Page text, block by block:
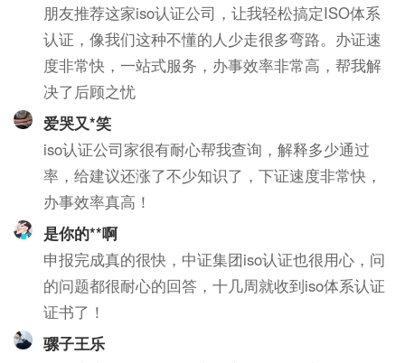
朋友推荐这家iso认证公司，让我轻松搞定ISO体系
认证，像我们这种不懂的人少走很多弯路。办证速
度非常快，一站式服务，办事效率非常高，帮我解
决了后顾之忧
爱哭又*笑
iso认证公司家很有耐心帮我查询，解释多少通过
率，给建议还涨了不少知识了，下证速度非常快，
办事效率真高！
是你的**啊
申报完成真的很快，中证集团iso认证也很用心，问
的问题都很耐心的回答，十几周就收到iso体系认证
证书了！
骡子王乐